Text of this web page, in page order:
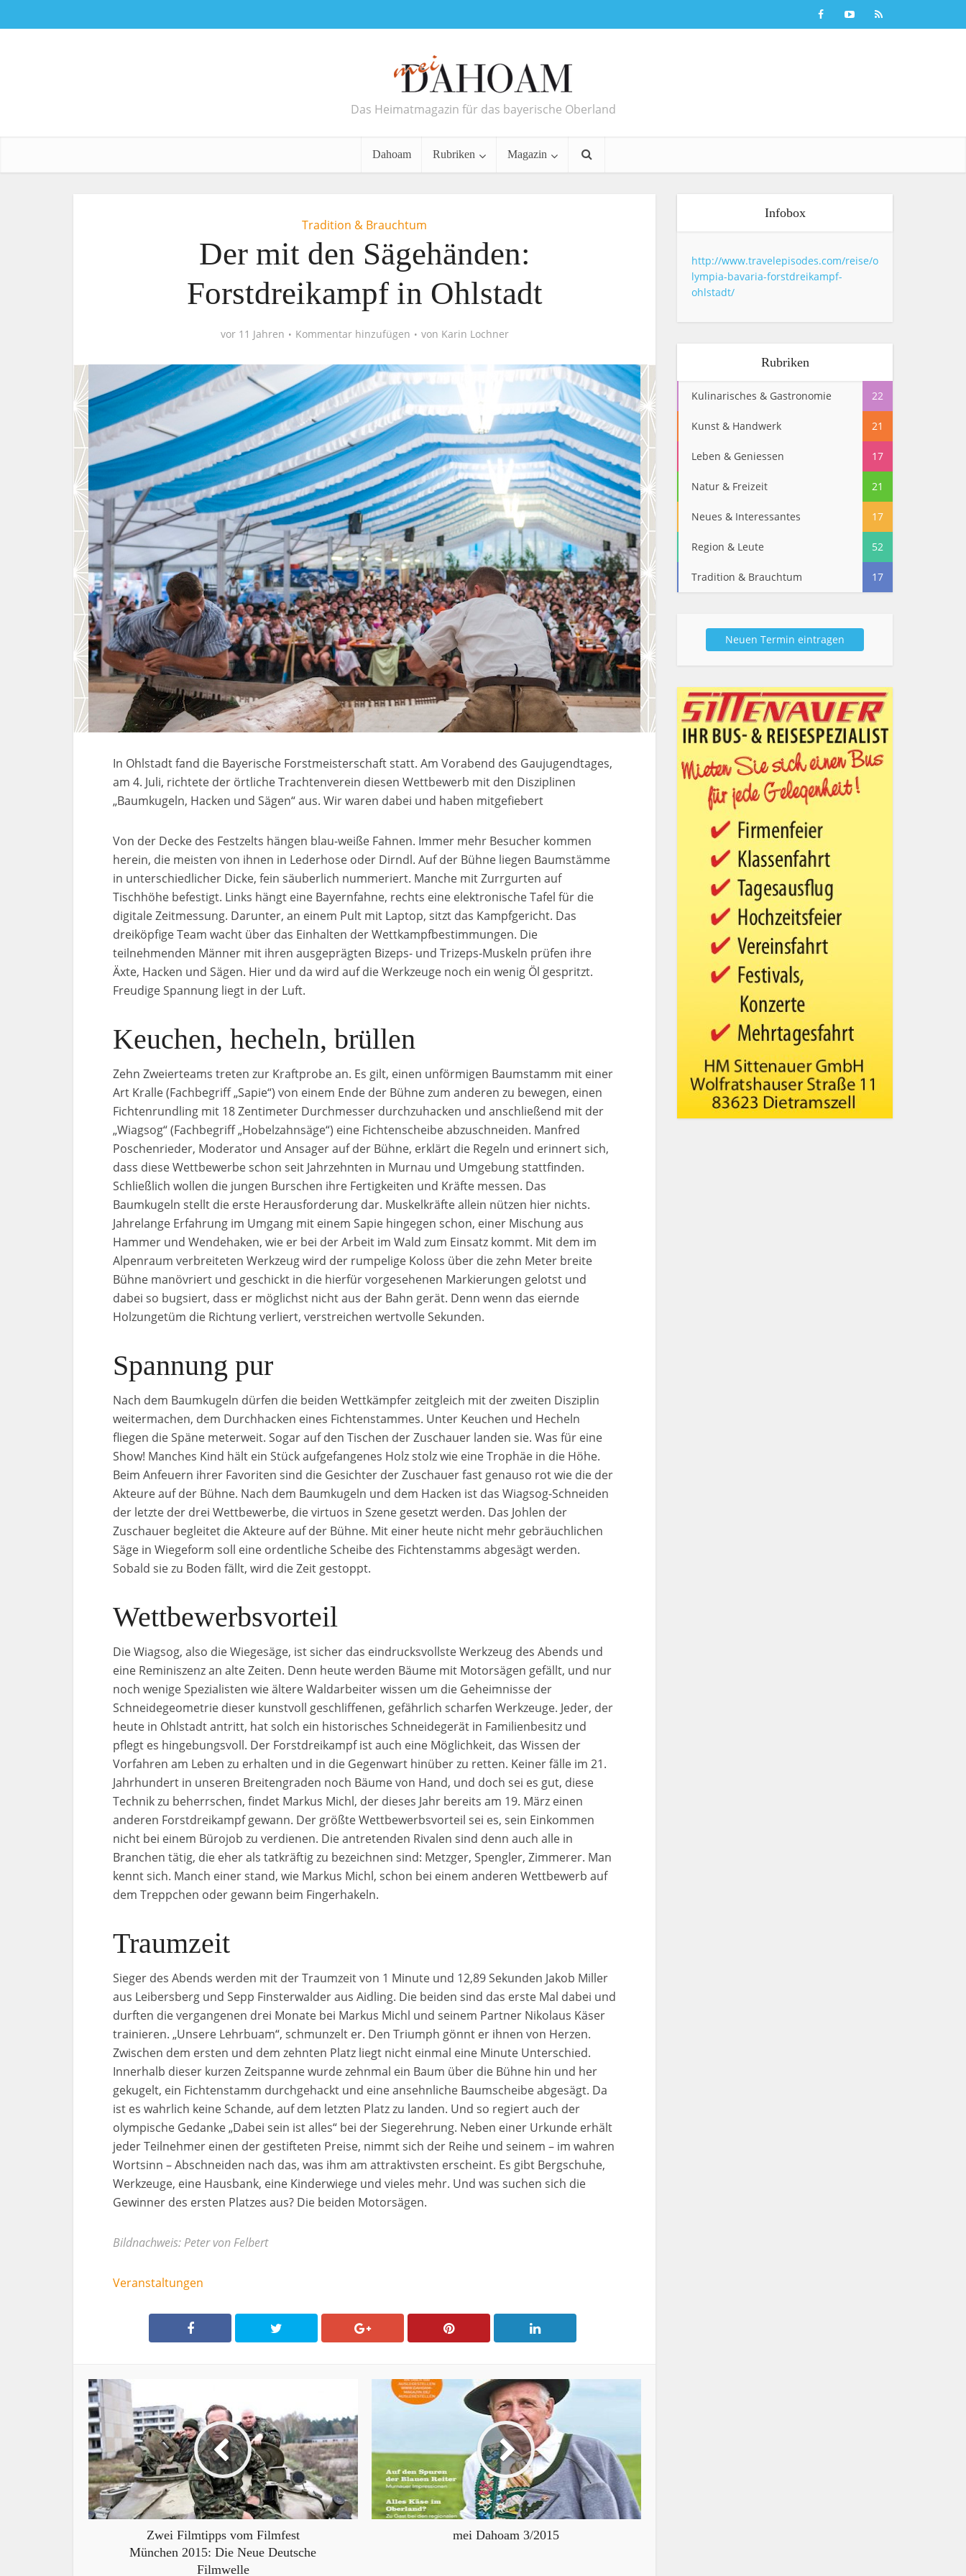
Das Heimatmagazin für das bayerische Oberland
Dahoam Rubriken Magazin
Tradition & Brauchtum
Der mit den Sägehänden:
Forstdreikampf in Ohlstadt
vor 11 Jahren Kommentar hinzufügen von Karin Lochner
In Ohlstadt fand die Bayerische Forstmeisterschaft statt. Am Vorabend des Gaujugendtages,
am 4. Juli, richtete der örtliche Trachtenverein diesen Wettbewerb mit den Disziplinen
„Baumkugeln, Hacken und Sägen“ aus. Wir waren dabei und haben mitgefiebert
Von der Decke des Festzelts hängen blau-weiße Fahnen. Immer mehr Besucher kommen
herein, die meisten von ihnen in Lederhose oder Dirndl. Auf der Bühne liegen Baumstämme
in unterschiedlicher Dicke, fein säuberlich nummeriert. Manche mit Zurrgurten auf
Tischhöhe befestigt. Links hängt eine Bayernfahne, rechts eine elektronische Tafel für die
digitale Zeitmessung. Darunter, an einem Pult mit Laptop, sitzt das Kampfgericht. Das
dreiköpfige Team wacht über das Einhalten der Wettkampfbestimmungen. Die
teilnehmenden Männer mit ihren ausgeprägten Bizeps- und Trizeps-Muskeln prüfen ihre
Äxte, Hacken und Sägen. Hier und da wird auf die Werkzeuge noch ein wenig Öl gespritzt.
Freudige Spannung liegt in der Luft.
Keuchen, hecheln, brüllen
Zehn Zweierteams treten zur Kraftprobe an. Es gilt, einen unförmigen Baumstamm mit einer
Art Kralle (Fachbegriff „Sapie“) von einem Ende der Bühne zum anderen zu bewegen, einen
Fichtenrundling mit 18 Zentimeter Durchmesser durchzuhacken und anschließend mit der
„Wiagsog“ (Fachbegriff „Hobelzahnsäge“) eine Fichtenscheibe abzuschneiden. Manfred
Poschenrieder, Moderator und Ansager auf der Bühne, erklärt die Regeln und erinnert sich,
dass diese Wettbewerbe schon seit Jahrzehnten in Murnau und Umgebung stattfinden.
Schließlich wollen die jungen Burschen ihre Fertigkeiten und Kräfte messen. Das
Baumkugeln stellt die erste Herausforderung dar. Muskelkräfte allein nützen hier nichts.
Jahrelange Erfahrung im Umgang mit einem Sapie hingegen schon, einer Mischung aus
Hammer und Wendehaken, wie er bei der Arbeit im Wald zum Einsatz kommt. Mit dem im
Alpenraum verbreiteten Werkzeug wird der rumpelige Koloss über die zehn Meter breite
Bühne manövriert und geschickt in die hierfür vorgesehenen Markierungen gelotst und
dabei so bugsiert, dass er möglichst nicht aus der Bahn gerät. Denn wenn das eiernde
Holzungetüm die Richtung verliert, verstreichen wertvolle Sekunden.
Spannung pur
Nach dem Baumkugeln dürfen die beiden Wettkämpfer zeitgleich mit der zweiten Disziplin
weitermachen, dem Durchhacken eines Fichtenstammes. Unter Keuchen und Hecheln
fliegen die Späne meterweit. Sogar auf den Tischen der Zuschauer landen sie. Was für eine
Show! Manches Kind hält ein Stück aufgefangenes Holz stolz wie eine Trophäe in die Höhe.
Beim Anfeuern ihrer Favoriten sind die Gesichter der Zuschauer fast genauso rot wie die der
Akteure auf der Bühne. Nach dem Baumkugeln und dem Hacken ist das Wiagsog-Schneiden
der letzte der drei Wettbewerbe, die virtuos in Szene gesetzt werden. Das Johlen der
Zuschauer begleitet die Akteure auf der Bühne. Mit einer heute nicht mehr gebräuchlichen
Säge in Wiegeform soll eine ordentliche Scheibe des Fichtenstamms abgesägt werden.
Sobald sie zu Boden fällt, wird die Zeit gestoppt.
Wettbewerbsvorteil
Die Wiagsog, also die Wiegesäge, ist sicher das eindrucksvollste Werkzeug des Abends und
eine Reminiszenz an alte Zeiten. Denn heute werden Bäume mit Motorsägen gefällt, und nur
noch wenige Spezialisten wie ältere Waldarbeiter wissen um die Geheimnisse der
Schneidegeometrie dieser kunstvoll geschliffenen, gefährlich scharfen Werkzeuge. Jeder, der
heute in Ohlstadt antritt, hat solch ein historisches Schneidegerät in Familienbesitz und
pflegt es hingebungsvoll. Der Forstdreikampf ist auch eine Möglichkeit, das Wissen der
Vorfahren am Leben zu erhalten und in die Gegenwart hinüber zu retten. Keiner fälle im 21.
Jahrhundert in unseren Breitengraden noch Bäume von Hand, und doch sei es gut, diese
Technik zu beherrschen, findet Markus Michl, der dieses Jahr bereits am 19. März einen
anderen Forstdreikampf gewann. Der größte Wettbewerbsvorteil sei es, sein Einkommen
nicht bei einem Bürojob zu verdienen. Die antretenden Rivalen sind denn auch alle in
Branchen tätig, die eher als tatkräftig zu bezeichnen sind: Metzger, Spengler, Zimmerer. Man
kennt sich. Manch einer stand, wie Markus Michl, schon bei einem anderen Wettbewerb auf
dem Treppchen oder gewann beim Fingerhakeln.
Traumzeit
Sieger des Abends werden mit der Traumzeit von 1 Minute und 12,89 Sekunden Jakob Miller
aus Leibersberg und Sepp Finsterwalder aus Aidling. Die beiden sind das erste Mal dabei und
durften die vergangenen drei Monate bei Markus Michl und seinem Partner Nikolaus Käser
trainieren. „Unsere Lehrbuam“, schmunzelt er. Den Triumph gönnt er ihnen von Herzen.
Zwischen dem ersten und dem zehnten Platz liegt nicht einmal eine Minute Unterschied.
Innerhalb dieser kurzen Zeitspanne wurde zehnmal ein Baum über die Bühne hin und her
gekugelt, ein Fichtenstamm durchgehackt und eine ansehnliche Baumscheibe abgesägt. Da
ist es wahrlich keine Schande, auf dem letzten Platz zu landen. Und so regiert auch der
olympische Gedanke „Dabei sein ist alles“ bei der Siegerehrung. Neben einer Urkunde erhält
jeder Teilnehmer einen der gestifteten Preise, nimmt sich der Reihe und seinem – im wahren
Wortsinn – Abschneiden nach das, was ihm am attraktivsten erscheint. Es gibt Bergschuhe,
Werkzeuge, eine Hausbank, eine Kinderwiege und vieles mehr. Und was suchen sich die
Gewinner des ersten Platzes aus? Die beiden Motorsägen.
Bildnachweis: Peter von Felbert
Veranstaltungen
Zwei Filmtipps vom Filmfest
München 2015: Die Neue Deutsche
Filmwelle
mei Dahoam 3/2015
Infobox
http://www.travelepisodes.com/reise/o
lympia-bavaria-forstdreikampf-
ohlstadt/
Rubriken
Kulinarisches & Gastronomie 22
Kunst & Handwerk 21
Leben & Geniessen 17
Natur & Freizeit 21
Neues & Interessantes 17
Region & Leute 52
Tradition & Brauchtum 17
Neuen Termin eintragen